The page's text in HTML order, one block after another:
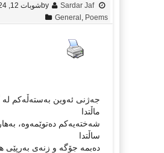
by Sardar Jaf
شوبات 12, 2024
General Poems
جەژنی ئەوين بەستەڵەکم لە
ماڵتدا
شەختەيەکم دەتوێمەوە،
ساڵتدا
دەبمە جۆگە و زنەی بەرپێی